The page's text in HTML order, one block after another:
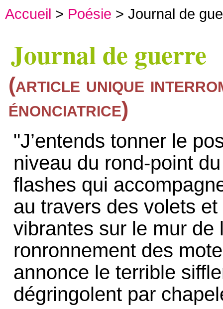
Accueil > Poésie > Journal de
Journal de guerre
(article unique
énonciatrice)
"J’entends tonner le
niveau du rond-point
flashes qui
au travers des volets
vibrantes sur le mur de
ronronnement des
annonce le terrible
dégringolent par